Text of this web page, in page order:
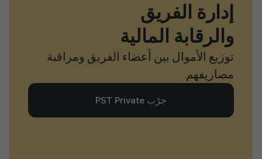
إدارة الفريق
والرقابة المالية
توزيع الأموال بين أعضاء الفريق ومراقبة
مصاريفهم
جرّب PST Private